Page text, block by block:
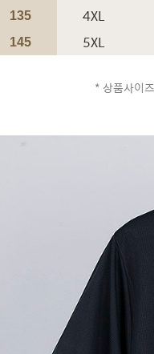
135 4XL
145 5XL
* 상품사이